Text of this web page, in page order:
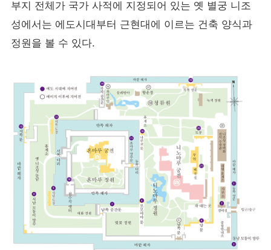
부지 전체가 국가 사적에 지정되어 있는 옛 별궁 니조
성에서는 에도시대부터 근현대에 이르는 건축 양식과
정원을 볼 수 있다.